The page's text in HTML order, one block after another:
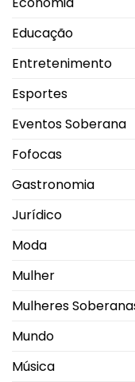
Educação
Entretenimento
Esportes
Eventos Soberana
Fofocas
Gastronomia
Jurídico
Moda
Mulher
Mulheres
Mundo
Música